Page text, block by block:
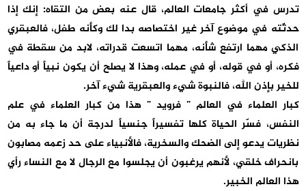
تدرس في أكثر جامعات العالم، قال عنه بعض من التقاه: إنك إذا
حدثّته في موضوع آخر غير اختصاصه بدا لك وكأنه طفل، فالعبقري
الذكي مهما ارتفع شأنه، مهما اتسعت قدراته، لابد من سقطة في
فكره، أو في قوله، أو في عمله، وهذا لا يصلح أن يكون نبياً أو داعياً
للخير بإذن الله، فالنبوة شيء والعبقرية شيء آخر.
كبار العلماء في العالم ” فرويد ” هذا من كبار العلماء في علم
النفس، فسّر الحياة كلها تفسيراً جنسياً لدرجة أن ما جاء به من
نظريات يدعو إلى الضحك والسخرية، فالأنبياء على حد زعمه مصابون
بانحراف خلقي، لأنهم يرغبون أن يجلسوا مع الرجال لا مع النساء رأي
هذا العالم الخبير.